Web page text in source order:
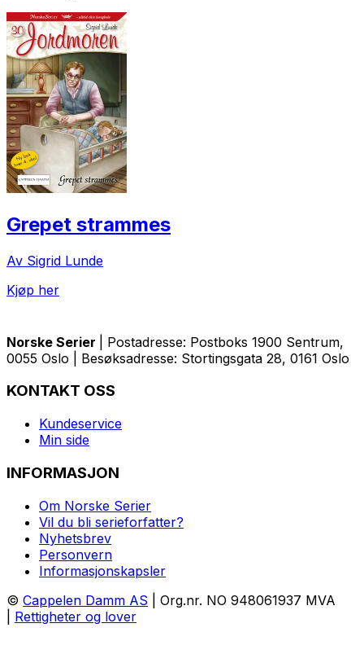
Grepet strammes
Av Sigrid Lunde
Kjøp her
Norske Serier
| Postadresse: Postboks 1900 Sentrum,
0055 Oslo | Besøksadresse: Stortingsgata 28, 0161 Oslo
KONTAKT OSS
Kundeservice
Min side
INFORMASJON
Om Norske Serier
Vil du bli serieforfatter?
Nyhetsbrev
Personvern
Informasjonskapsler
© Cappelen Damm AS | Org.nr. NO 948061937 MVA
Rettigheter og lover